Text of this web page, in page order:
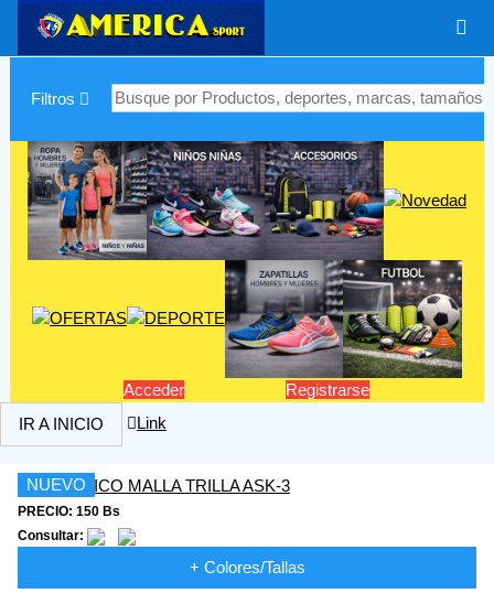
Filtros
Acceder
Registrarse
IR A INICIO
Link
NUEVO
PRECIO: 150 Bs
Consultar:
+ Colores/Tallas